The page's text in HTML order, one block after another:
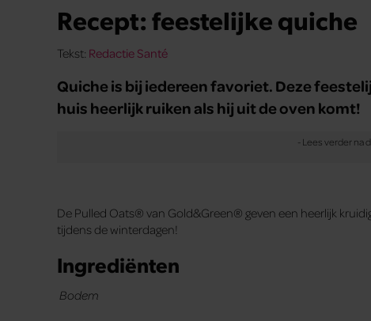
Recept: feestelijke quiche
Tekst: Redactie Santé
Quiche is bij iedereen favoriet. Deze
huis heerlijk ruiken als hij uit de oven komt!
De Pulled Oats® van Gold&Green® geven een heerlijk
tijdens de winterdagen!
Ingrediënten
Bodem